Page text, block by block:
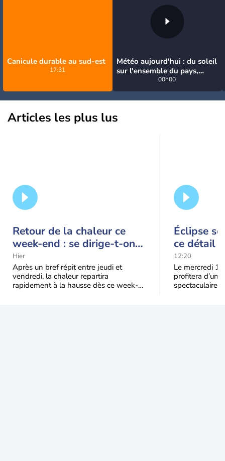
Canicule durable au sud-est
17:31
Météo aujourd'hui : du soleil
sur l'ensemble du pays,
jusqu'à 40°C au sud-est
00h00
Articles les plus lus
Retour de la chaleur ce
week-end : se dirige-t-on
vers une cinquième vague
de chaleur en France ?
Hier
Après un bref répit entre jeudi et
vendredi, la chaleur repartira
rapidement à la hausse dès ce week-
Éclipse
ce détail
spectacle
12:20
Le mercredi
profitera
spectaculaire,